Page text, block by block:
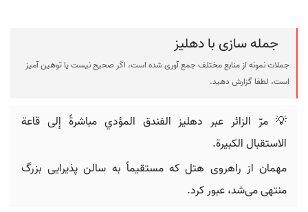
جمله سازی با دهليز
جملات نمونه از منابع مختلف جمع آوری شده است، اگر صحیح نیست یا توهین آمیز
است، لطفا گزارش دهید.
💡 مرّ الزائر عبر دهليز الفندق المؤدي مباشرةً إلى قاعة
الاستقبال الكبيرة.
مهمان از راهروی هتل که مستقیماً به سالن پذیرایی بزرگ
منتهی می‌شد، عبور کرد.